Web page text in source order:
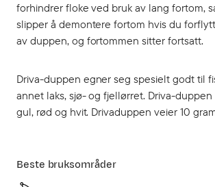
forhindrer floke ved bruk av lang fortom,
slipper å demontere fortom hvis du
av duppen, og fortommen sitter fortsatt.
Driva-duppen egner seg spesielt godt til
annet laks, sjø- og fjellørret. Driva-duppen
gul, rød og hvit. Drivaduppen veier 10
Beste bruksområder